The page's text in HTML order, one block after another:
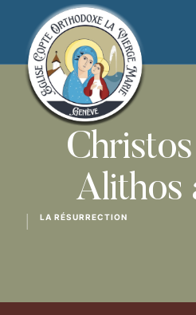
Alithos
LA RÉSURRECTION